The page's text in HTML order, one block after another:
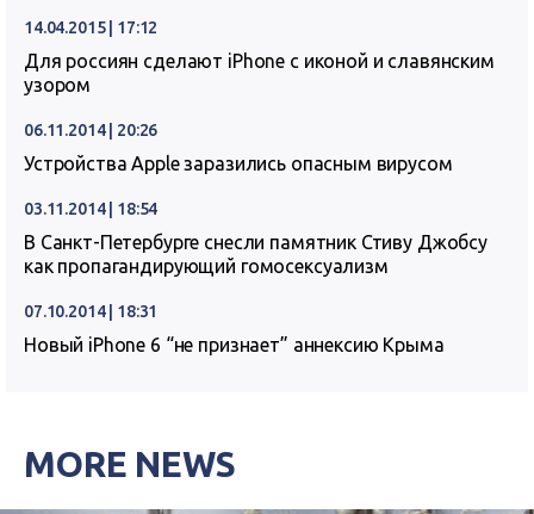
14.04.2015 | 17:12
Для россиян сделают iPhone с иконой и славянским
узором
06.11.2014 | 20:26
Устройства Apple заразились опасным вирусом
03.11.2014 | 18:54
В Санкт-Петербурге снесли памятник Стиву Джобсу
как пропагандирующий гомосексуализм
07.10.2014 | 18:31
Новый iPhone 6 “не признает” аннексию Крыма
MORE NEWS